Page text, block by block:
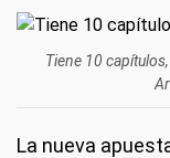
Tiene 10
La nueva